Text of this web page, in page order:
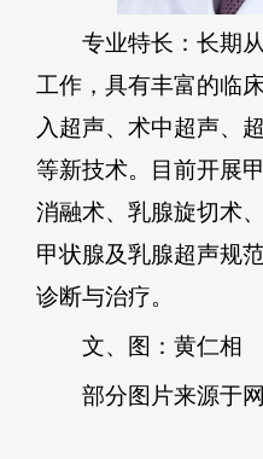
专业特长：长期从
工作，具有丰富的临
入超声、术中超声、
等新技术。目前开展
消融术、乳腺旋切术
甲状腺及乳腺超声规
诊断与治疗。
文、图：黄仁相
部分图片来源于